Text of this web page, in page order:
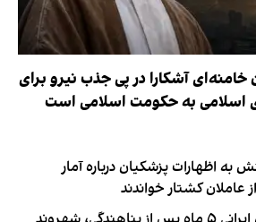
خامنه‌ای آشکارا در پی جذب نیرو برای
اسلامی به حکومت اسلامی است
به اظهارات پزشکیان درباره آمار
عاملان کشتار خواندند